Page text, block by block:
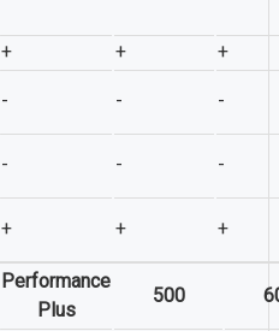
+ +
+
- - -
- - -
+ + +
Performance
Plus
500